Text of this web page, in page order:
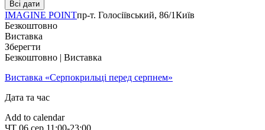
Всі дати
IMAGINE POINTпр-т. Голосіївський, 86/1Київ
Безкоштовно
Виставка
Зберегти
Безкоштовно | Виставка
Виставка «Серпокрильці перед серпнем»
Дата та час
Add to calendar